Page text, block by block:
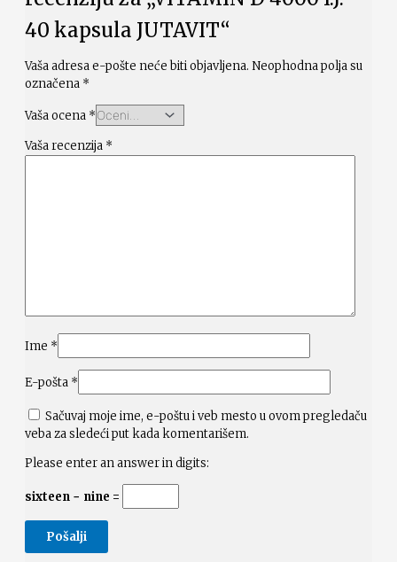
40 kapsula JUTAVIT“
Vaša adresa e-pošte neće biti objavljena. Neophodna polja su
označena *
Vaša ocena *
Vaša recenzija *
Ime *
E-pošta *
Sačuvaj moje ime, e-poštu i veb mesto u ovom pregledaču
veba za sledeći put kada komentarišem.
Please enter an answer in digits:
sixteen − nine =